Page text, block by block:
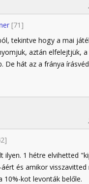
[71]
tekintve hogy a mai
aztán elfelejtjük,
De hát az a fránya
ilyen. 1 hétre elvihetted
és amikor
10%-kot levonták belőle.